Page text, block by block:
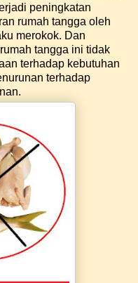
peningkatan
rumah tangga oleh
merokok. Dan
tangga ini tidak
terhadap kebutuhan
terhadap